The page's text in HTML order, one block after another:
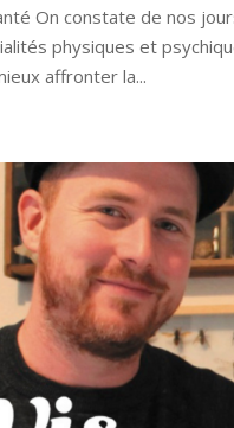
On constate de nos
physiques et
affronter la...